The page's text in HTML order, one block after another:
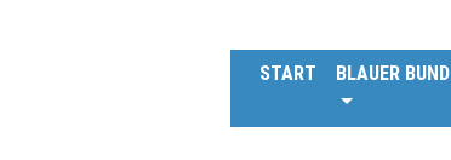
START BLAUER BUND